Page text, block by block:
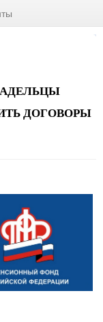
ДОГОВОРЫ